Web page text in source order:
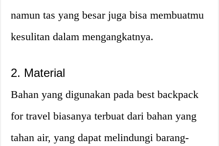
namun tas yang besar juga bisa membuatmu
kesulitan dalam mengangkatnya.
2. Material
Bahan yang digunakan pada best backpack
for travel biasanya terbuat dari bahan yang
tahan air, yang dapat melindungi barang-